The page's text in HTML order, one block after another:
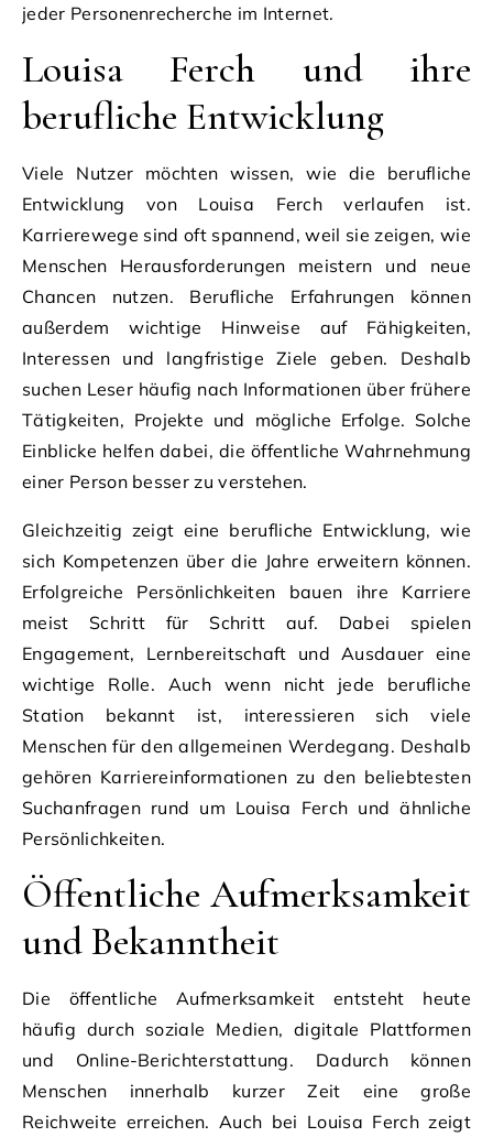
jeder Personenrecherche im Internet.
Louisa Ferch und ihre
berufliche Entwicklung
Viele Nutzer möchten wissen, wie die berufliche
Entwicklung von Louisa Ferch verlaufen ist.
Karrierewege sind oft spannend, weil sie zeigen, wie
Menschen Herausforderungen meistern und neue
Chancen nutzen. Berufliche Erfahrungen können
außerdem wichtige Hinweise auf Fähigkeiten,
Interessen und langfristige Ziele geben. Deshalb
suchen Leser häufig nach Informationen über frühere
Tätigkeiten, Projekte und mögliche Erfolge. Solche
Einblicke helfen dabei, die öffentliche Wahrnehmung
einer Person besser zu verstehen.
Gleichzeitig zeigt eine berufliche Entwicklung, wie
sich Kompetenzen über die Jahre erweitern können.
Erfolgreiche Persönlichkeiten bauen ihre Karriere
meist Schritt für Schritt auf. Dabei spielen
Engagement, Lernbereitschaft und Ausdauer eine
wichtige Rolle. Auch wenn nicht jede berufliche
Station bekannt ist, interessieren sich viele
Menschen für den allgemeinen Werdegang. Deshalb
gehören Karriereinformationen zu den beliebtesten
Suchanfragen rund um Louisa Ferch und ähnliche
Persönlichkeiten.
Öffentliche Aufmerksamkeit
und Bekanntheit
Die öffentliche Aufmerksamkeit entsteht heute
häufig durch soziale Medien, digitale Plattformen
und Online-Berichterstattung. Dadurch können
Menschen innerhalb kurzer Zeit eine große
Reichweite erreichen. Auch bei Louisa Ferch zeigt